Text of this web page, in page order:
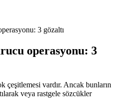
3 gözaltı
operasyonu: 3
çeşitlemesi vardır. Ancak bunların
veya rastgele sözcükler